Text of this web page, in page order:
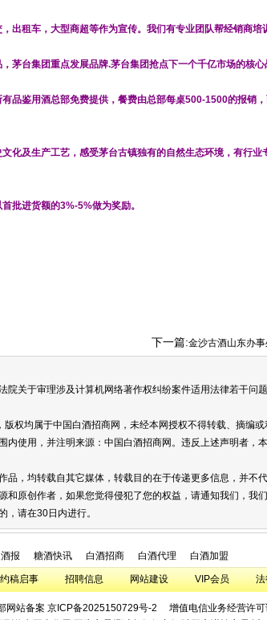
出租车，大型商超等作为宣传。我们有专业团队帮经销商培
茅台集团重点发展品牌.茅台集团抢点下一个千亿市场的核心
品鉴用酒总部免费提供，餐费由总部每桌500-1500的报销
化及生产工艺，感受茅台古镇独有的自然生态环境，有行业
批进货额的3%-5%做为奖励。
下一篇:金沙古酒山东办事处招
关于审理涉及计算机网络著作权纠纷案件适用法律若干问
权均属于中国白酒招商网，未经本网授权不得转载、摘编或
内使用，并注明来源：中国白酒招商网。违反上述声明者，
，均转载自其它媒体，转载目的在于传递更多信息，并不
原创作者，如果您觉得侵犯了您的权益，请通知我们，我们
请在30日内进行。
报 糖酒快讯 白酒招商 白酒代理 白酒加盟
约稿启事 招聘信息 网站建设 VIP会员 法
网站备案 京ICP备2025150729号-2 增值电信业务经营许可